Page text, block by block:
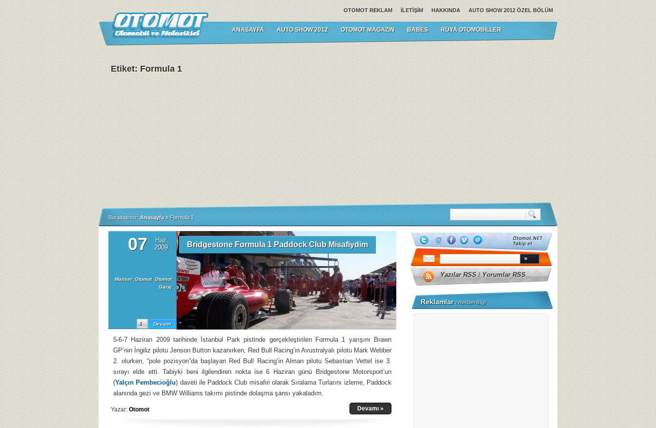
AUTO SHOW 2012 ÖZEL BÖLÜM
HAKKINDA
İLETIŞIM
OTOMOT REKLAM
ANASAYFA AUTO SHOW 2012 OTOMOT MAGAZIN BABES RÜYA OTOMOBILLER
Etiket: Formula 1
Buradasınız: Anasayfa » Formula 1
07
Haz
2009
Manset, Otomot, Otomot
Garaj
Devamı
1
Bridgestone Formula 1 Paddock Club Misafiydim
5-6-7 Haziran 2009 tarihinde İstanbul Park pistinde gerçekleştirilen Formula 1 yarışını Brawn
GP’nin İngiliz pilotu Jenson Button kazanırken, Red Bull Racing’in Avustralyalı pilotu Mark Webber
2. olurken, “pole pozisyon”da başlayan Red Bull Racing’in Alman pilotu Sebastian Vettel ise 3.
sırayı elde etti. Tabiyki beni ilgilendiren nokta ise 6 Haziran günü Bridgestone Motorsport’un
(Yalçın Pembecioğlu) daveti ile Paddock Club misafiri olarak Sıralama Turlarını izleme, Paddock
alanında gezi ve BMW Williams takımı pistinde dolaşma şansı yakaladım.
Yazar: Otomot Devamı »
Yazılar RSS/Yorumlar RSS
Reklamlar/Reklam Bilgi